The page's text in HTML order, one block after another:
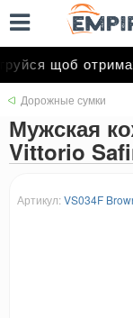
щоб
Дорожные сумки
Мужская
Vittorio
Артикул: VS034F